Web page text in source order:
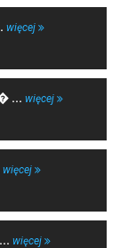
więcej
... więcej
więcej
więcej